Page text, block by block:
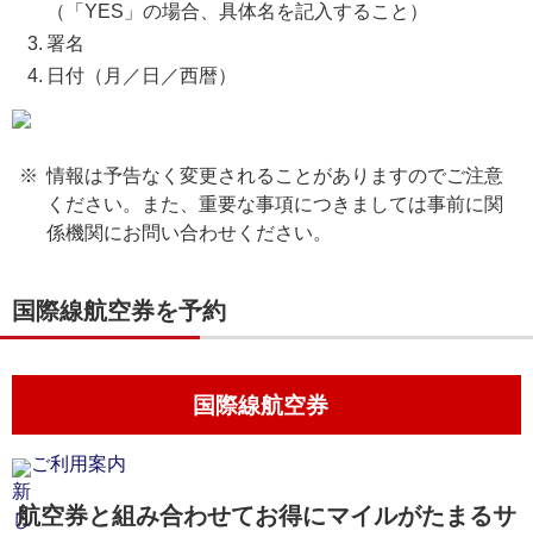
（「YES」の場合、具体名を記入すること）
署名
日付（月／日／西暦）
情報は予告なく変更されることがありますのでご注意
ください。また、重要な事項につきましては事前に関
係機関にお問い合わせください。
国際線航空券を予約
国際線航空券
ご利用案内
航空券と組み合わせてお得にマイルがたまるサ